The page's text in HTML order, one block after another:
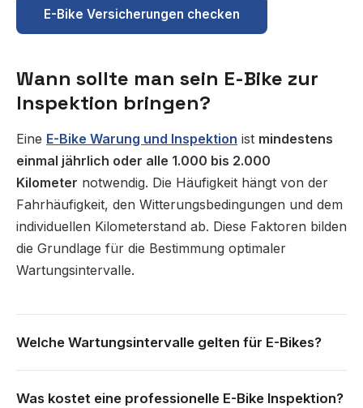
E-Bike Versicherungen checken
Wann sollte man sein E-Bike zur
Inspektion bringen?
Eine E-Bike Warung und Inspektion ist mindestens
einmal jährlich oder alle 1.000 bis 2.000
Kilometer notwendig. Die Häufigkeit hängt von der
Fahrhäufigkeit, den Witterungsbedingungen und dem
individuellen Kilometerstand ab. Diese Faktoren bilden
die Grundlage für die Bestimmung optimaler
Wartungsintervalle.
Welche Wartungsintervalle gelten für E-Bikes?
Was kostet eine professionelle E-Bike Inspektion?